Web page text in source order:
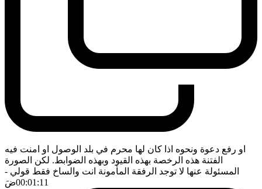
او رفع دعوة ونحوه اذا كان لها محرم في بلد الوصول او امنت فيه
الفتنة هذه الرخصة بهذه القيود وبهذه الضوابط. لكن الصورة
المسئولة عنها لا توجد الرفقة المأمونة انت والساخ فقط قولي -
00:01:11ضَ